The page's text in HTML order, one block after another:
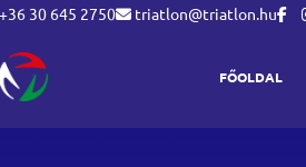
30 645 2750 triatlon@triatlon.hu
FŐOLDAL